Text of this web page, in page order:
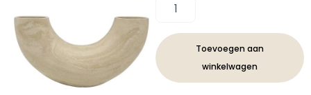
Vaas
Deluxe
Gaia
Large
aantal
Toevoegen aan
winkelwagen